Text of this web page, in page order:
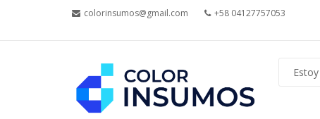
colorinsumos@gmail.com +58 04127757053